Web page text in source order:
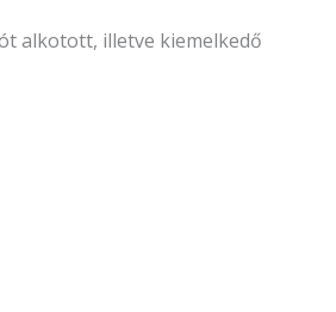
alkotott, illetve kiemelkedő